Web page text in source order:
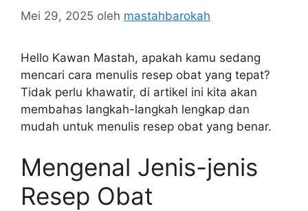
Mei 29, 2025 oleh mastahbarokah
Hello Kawan Mastah, apakah kamu sedang
mencari cara menulis resep obat yang tepat?
Tidak perlu khawatir, di artikel ini kita akan
membahas langkah-langkah lengkap dan
mudah untuk menulis resep obat yang benar.
Mengenal Jenis-jenis
Resep Obat